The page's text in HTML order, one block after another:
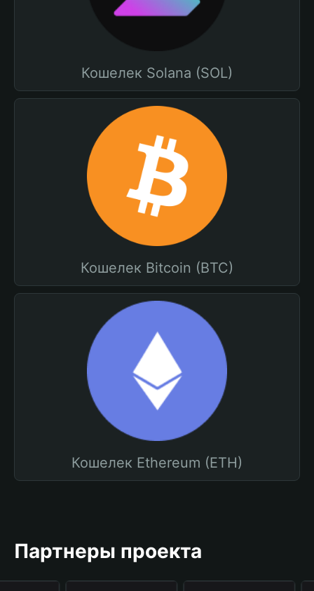
Кошелек Solana (SOL)
Кошелек Bitcoin (BTC)
Кошелек Ethereum (ETH)
Партнеры проекта